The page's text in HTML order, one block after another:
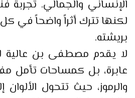
الإنساني والجمالي. تجربة
لكنها تترك أثراً واضحاً في
بريشته.
لا يقدم مصطفى بن عالية
عابرة، بل كمساحات تأمل
والرموز، حيث تتحول